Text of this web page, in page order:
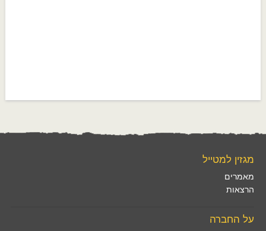
מגזין למטייל
מאמרים
הרצאות
על החברה